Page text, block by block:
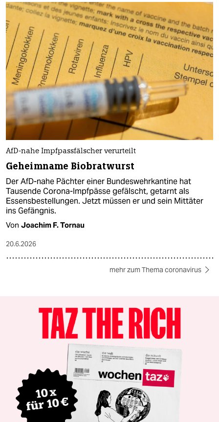
AfD-nahe Impfpassfälscher verurteilt
Geheimname Biobratwurst
Der AfD-nahe Pächter einer Bundeswehrkantine hat
Tausende Corona-Impfpässe gefälscht, getarnt als
Essensbestellungen. Jetzt müssen er und sein Mittäter
ins Gefängnis.
Von Joachim F. Tornau
20.6.2026
mehr zum Thema coronavirus